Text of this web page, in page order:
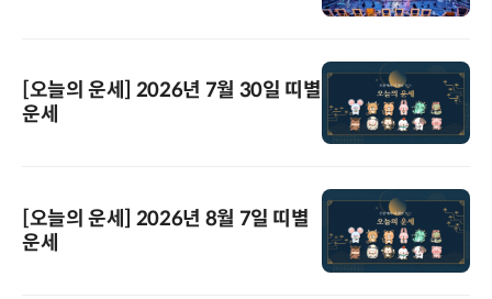
[오늘의 운세] 2026년 7월 30일 띠별
운세
[오늘의 운세] 2026년 8월 7일 띠별
운세